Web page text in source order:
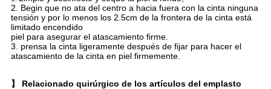
2. Begin que no ata del centro a hacia fuera con la cinta ninguna
tensión y por lo menos los 2.5cm de la frontera de la cinta está
limitado encendido
piel para asegurar el atascamiento firme.
3. prensa la cinta ligeramente después de fijar para hacer el
atascamiento de la cinta en piel firmemente.
】 Relacionado quirúrgico de los artículos del emplasto